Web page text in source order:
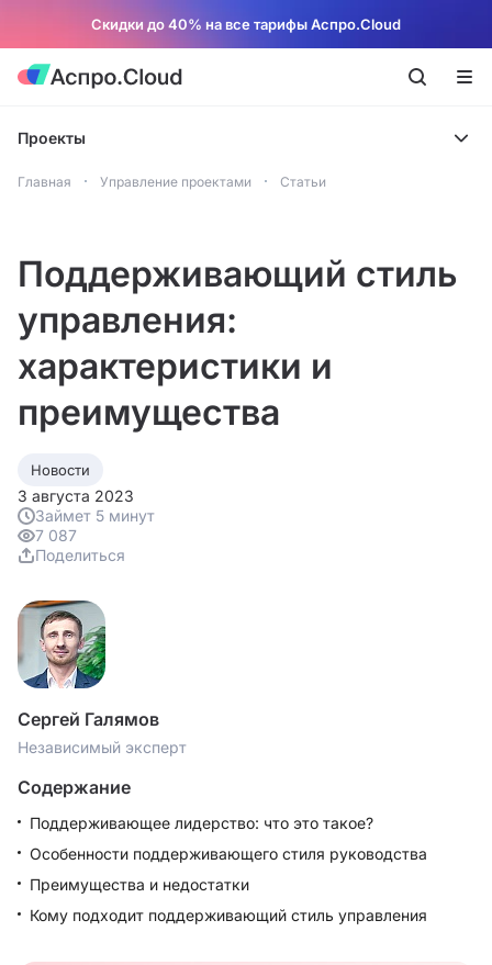
Скидки до 40% на все тарифы Аспро.Cloud
Проекты
Главная Управление проектами Статьи
Поддерживающий стиль
управления:
характеристики и
преимущества
Новости
3 августа 2023
Займет 5 минут
7 087
Поделиться
Сергей Галямов
Независимый эксперт
Содержание
Поддерживающее лидерство: что это такое?
Особенности поддерживающего стиля руководства
Преимущества и недостатки
Кому подходит поддерживающий стиль управления